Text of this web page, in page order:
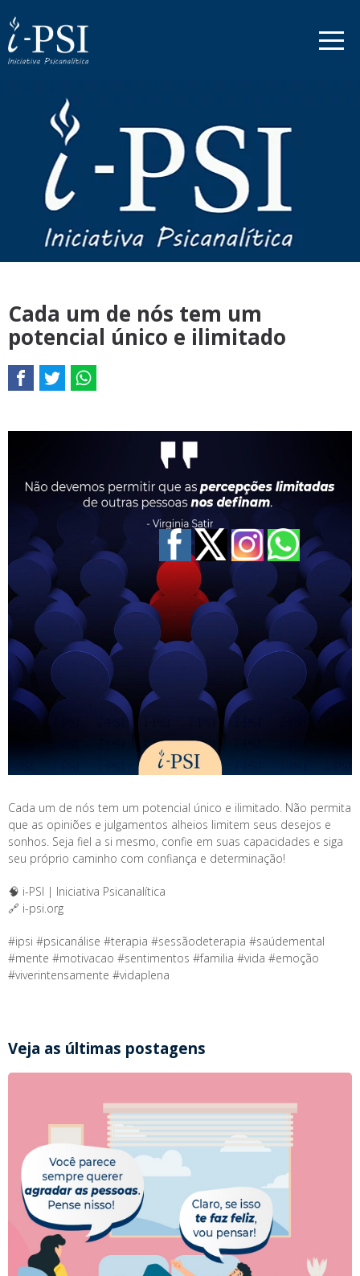
Cada um de nós tem um
potencial único e ilimitado
Cada um de nós tem um potencial único e ilimitado. Não permita
que as opiniões e julgamentos alheios limitem seus desejos e
sonhos. Seja fiel a si mesmo, confie em suas capacidades e siga
seu próprio caminho com confiança e determinação!
🧠 i-PSI | Iniciativa Psicanalítica
🔗 i-psi.org
#ipsi #psicanálise #terapia #sessãodeterapia #saúdemental
#mente #motivacao #sentimentos #familia #vida #emoção
#viverintensamente #vidaplena
Veja as últimas postagens